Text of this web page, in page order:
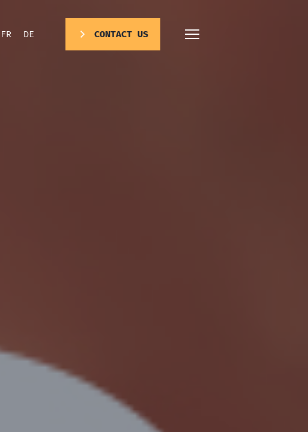
FR DE CONTACT US